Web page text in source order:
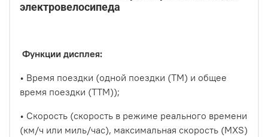
электровелосипеда
Функции дисплея:
• Время поездки (одной поездки (ТМ) и общее
время поездки (ТТМ));
• Скорость (скорость в режиме реального времени
(км/ч или миль/час), максимальная скорость (MXS)